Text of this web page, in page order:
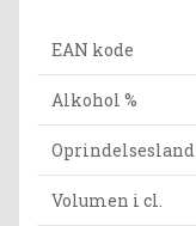
EAN kode
Alkohol %
Oprindelsesland
Volumen i cl.